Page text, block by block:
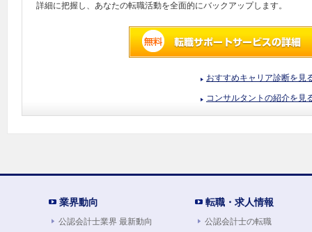
詳細に把握し、あなたの転職活動を全面的にバックアップします。
おすすめキャリア診断を見
コンサルタントの紹介を見
業界動向
公認会計士業界 最新動向
転職・求人情報
公認会計士の転職